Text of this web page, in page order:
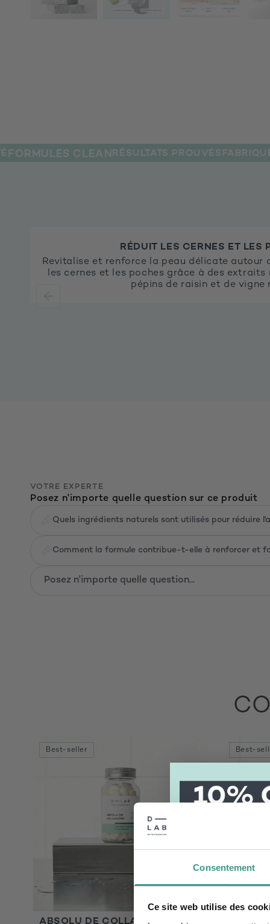
Consentement
Ce site web utilise des
CLEANRÉSULTATS PROUVÉSFABRIQUÉ CHEZ
RÉDUIT LES CERNES ET LES
Revitalise et renforce la peau délicate autour
les cernes et les poches grâce à des
pépins de raisin et de vigne
VOTRE EXPERTE
Posez n'importe quelle question sur ce produit
Quels ingrédients naturels sont utilisés pour réduire
Comment la formule contribue-t-elle à renforcer et
Best-seller
ABSOLU DE COLLAGÈNE
Best-
firstname
Email